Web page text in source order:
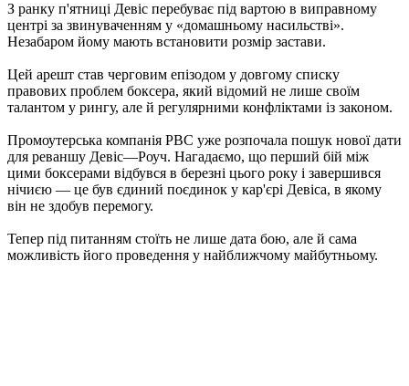
З ранку п'ятниці Девіс перебуває під вартою в виправному
центрі за звинуваченням у «домашньому насильстві».
Незабаром йому мають встановити розмір застави.
Цей арешт став черговим епізодом у довгому списку
правових проблем боксера, який відомий не лише своїм
талантом у рингу, але й регулярними конфліктами із законом.
Промоутерська компанія PBC уже розпочала пошук нової дати
для реваншу Девіс—Роуч. Нагадаємо, що перший бій між
цими боксерами відбувся в березні цього року і завершився
нічиєю — це був єдиний поєдинок у кар'єрі Девіса, в якому
він не здобув перемогу.
Тепер під питанням стоїть не лише дата бою, але й сама
можливість його проведення у найближчому майбутньому.